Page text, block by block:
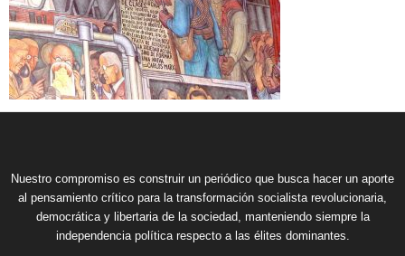
Nuestro compromiso es construir un periódico que busca hacer un aporte
al pensamiento crítico para la transformación socialista revolucionaria,
democrática y libertaria de la sociedad, manteniendo siempre la
independencia política respecto a las élites dominantes.